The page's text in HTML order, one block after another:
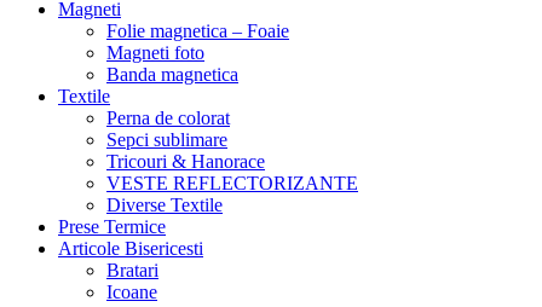
Magneti
Folie magnetica – Foaie
Magneti foto
Banda magnetica
Textile
Perna de colorat
Sepci sublimare
Tricouri & Hanorace
VESTE REFLECTORIZANTE
Diverse Textile
Prese Termice
Articole Bisericesti
Bratari
Icoane